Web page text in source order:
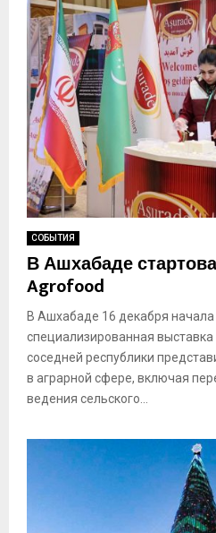
СОБЫТИЯ
В Ашхабаде
Agrofood
В Ашхабаде 16 декабря начала
специализированная
соседней республики
в аграрной сфере, включая
ведения сельского...